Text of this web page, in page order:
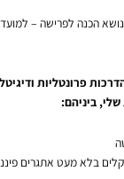
הכנה לפרישה –
פרונטליות
ביניהם:
בלא מעט אתגרים